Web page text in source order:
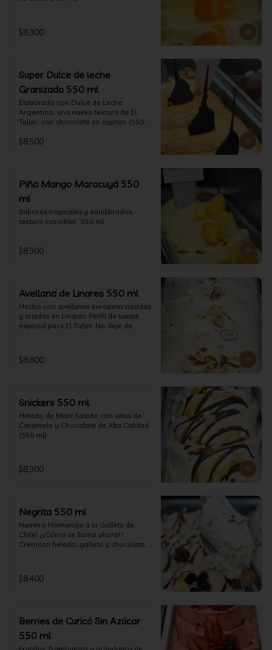
$8.300
Super Dulce de leche
Granizado 550 ml
Elaborado con Dulce de Leche
Argentino, una nueva textura de El
Taller, con chocolate en capitas. (550
$8.500
Piña Mango Maracuyá 550
ml
Sabores tropicales y equilibrados,
textura increíble!.  550 ml
$8.300
Avellana de Linares 550 ml
Hecho con avellanas europeas nacidas
y críadas en Linares. Perfil de tueste
especial para El Taller. No deje de
$8.800
Snickers 550 ml
Helado de Maní Salado con salsa de
Caramelo y Chocolate de Alta Calidad.
(550 ml)
$8.300
Negrita 550 ml
Nuestro Homenaje a la Galleta de
Chile! ¿¡Cómo se llama ahora!?
Cremoso helado, galleta y chocolate.
$8.400
Berries de Curicó Sin Azúcar
550 ml